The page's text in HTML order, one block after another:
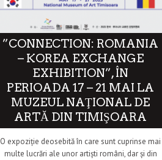
”CONNECTION: ROMANIA
– KOREA EXCHANGE
EXHIBITION”, ÎN
PERIOADA 17 – 21 MAI LA
MUZEUL NAŢIONAL DE
ARTĂ DIN TIMIŞOARA
O expoziție deosebită în care sunt cuprinse mai
multe lucrări ale unor artiști români, dar și din